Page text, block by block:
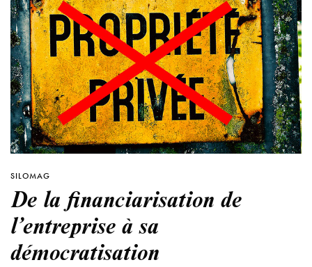
SILOMAG
De la financiarisation de
l’entreprise à sa
démocratisation